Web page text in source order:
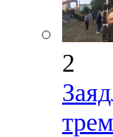
2